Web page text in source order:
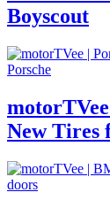
Boyscout
New Tires